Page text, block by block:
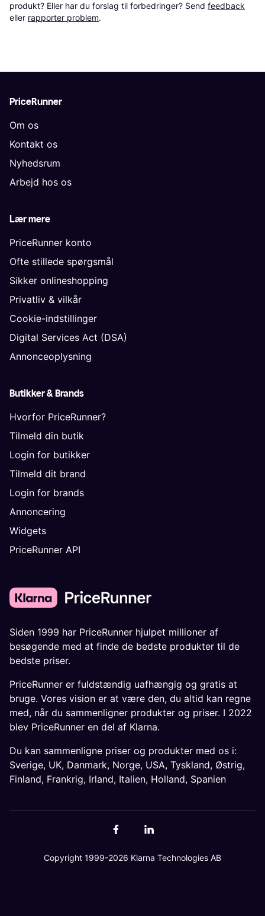
produkt? Eller har du forslag til forbedringer? Send feedback
eller rapporter problem.
PriceRunner
Om os
Kontakt os
Nyhedsrum
Arbejd hos os
Lær mere
PriceRunner konto
Ofte stillede spørgsmål
Sikker onlineshopping
Privatliv & vilkår
Cookie-indstillinger
Digital Services Act (DSA)
Annonceoplysning
Butikker & Brands
Hvorfor PriceRunner?
Tilmeld din butik
Login for butikker
Tilmeld dit brand
Login for brands
Annoncering
Widgets
PriceRunner API
Siden 1999 har PriceRunner hjulpet millioner af
besøgende med at finde de bedste produkter til de
bedste priser.
PriceRunner er fuldstændig uafhængig og gratis at
bruge. Vores vision er at være den, du altid kan regne
med, når du sammenligner produkter og priser. I 2022
blev PriceRunner en del af Klarna.
Du kan sammenligne priser og produkter med os i:
Sverige, UK, Danmark, Norge, USA, Tyskland, Østrig,
Finland, Frankrig, Irland, Italien, Holland, Spanien
Copyright 1999-2026 Klarna Technologies AB